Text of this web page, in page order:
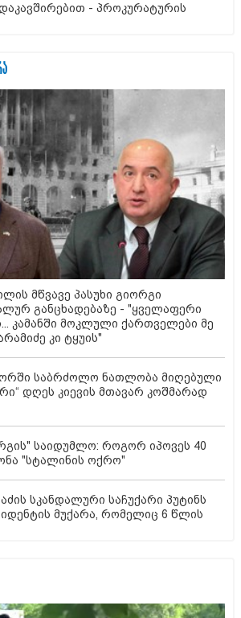
- პროკურატურის
მწვავე პასუხი გიორგი
განცხადებაზე - "ყველაფერი
კამანში მოკლული ქართველები მე
კი ტყუის"
საბრძოლო ნათლობა მიღებული
დღეს კიევის მთავარ კოშმარად
საიდუმლო: როგორ იპოვეს 40
"სტალინის ოქრო"
სკანდალური საჩუქარი პუტინს
მუქარა, რომელიც 6 წლის